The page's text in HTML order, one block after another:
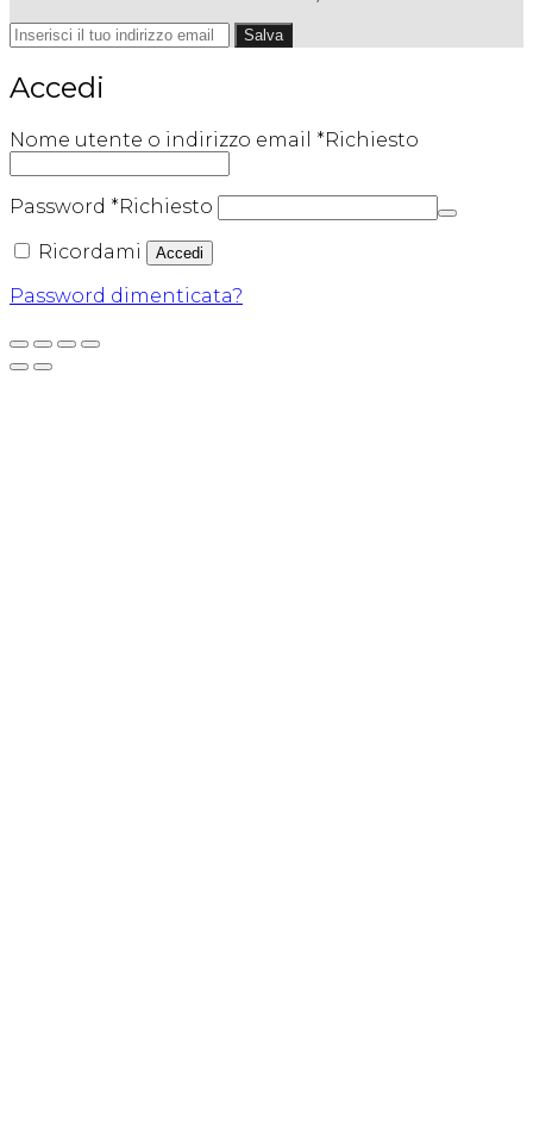
Salva
Accedi
Nome utente o indirizzo email *Richiesto
Password *Richiesto
Ricordami
Accedi
Password dimenticata?